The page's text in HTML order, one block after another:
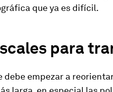
que ya es difícil.
para
debe empezar a